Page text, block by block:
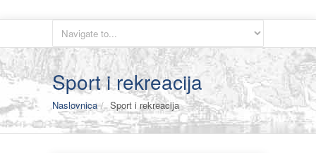
Sport i rekreacija
Naslovnica Sport i rekreacija